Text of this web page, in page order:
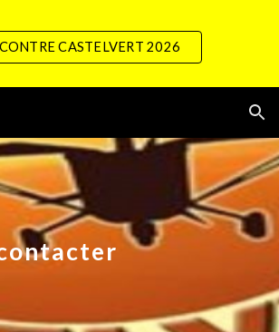
Skip to navigation
CASTELVERT 2026